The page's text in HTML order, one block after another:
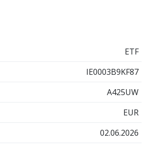
ETF
IE0003B9KF87
A425UW
EUR
02.06.2026